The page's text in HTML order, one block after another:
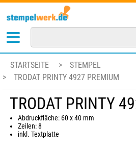
STARTSEITE >
STEMPEL
>
TRODAT PRINTY 4927 PREMIUM
TRODAT PRINTY
Abdruckfläche: 60 x 40 mm
Zeilen: 8
inkl. Textplatte